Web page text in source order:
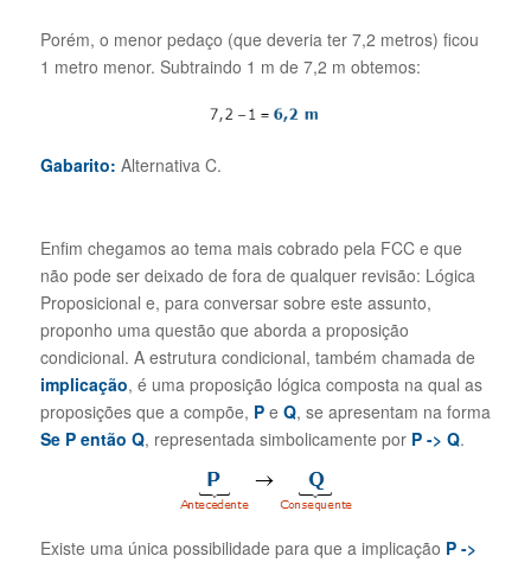
Porém, o menor pedaço (que deveria ter 7,2 metros) ficou
1 metro menor. Subtraindo 1 m de 7,2 m obtemos:
Gabarito: Alternativa C.
Enfim chegamos ao tema mais cobrado pela FCC e que
não pode ser deixado de fora de qualquer revisão: Lógica
Proposicional e, para conversar sobre este assunto,
proponho uma questão que aborda a proposição
condicional. A estrutura condicional, também chamada de
implicação, é uma proposição lógica composta na qual as
proposições que a compõe, Pe Q, se apresentam na forma
Se P então Q, representada simbolicamente por P -> Q.
Existe uma única possibilidade para que a implicação P ->